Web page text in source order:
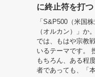
に終止符を打つ
「S&P500（米国
（オルカン）」か
では、もはや宗教
いるテーマです。
もちろん、ある程
者であっても、「